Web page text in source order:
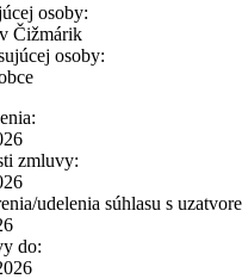
osoby:
Čižmárik
osoby:
zmluvy:
udelenia súhlasu s
do: